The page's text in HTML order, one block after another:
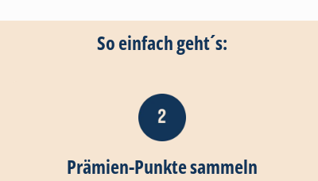
So einfach geht´s:
Prämien-Punkte sammeln